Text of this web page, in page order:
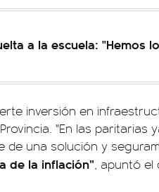
a la escuela: "Hemos
inversión en
"En las paritarias
una solución y
de la inflación”, apuntó el